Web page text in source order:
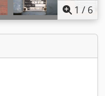
1 / 6